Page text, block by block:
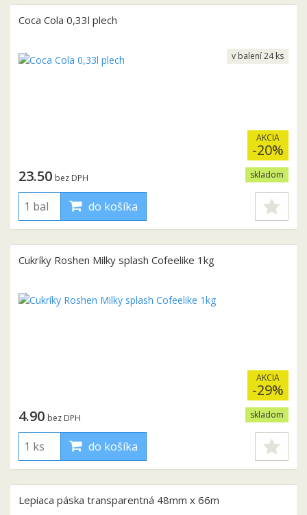
Coca Cola 0,33l plech
AKCIA
-20%
skladom
23.50 bez DPH
do košíka
v balení 24 ks
Cukríky Roshen Milky splash Cofeelike 1kg
AKCIA
-29%
skladom
4.90 bez DPH
do košíka
Lepiaca páska transparentná 48mm x 66m